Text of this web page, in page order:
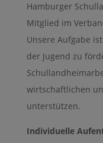
Hamburger
Mitglied im
Unsere Aufgabe
der Jugend zu
wirtschaftlichen
unterstützen.
Individuelle